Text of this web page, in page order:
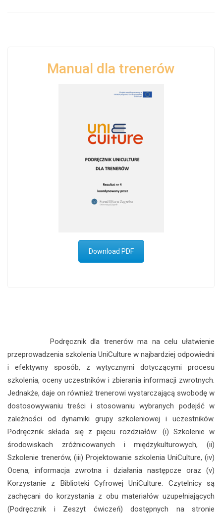
Manual dla trenerów
Download PDF
Podręcznik dla trenerów ma na celu ułatwienie
przeprowadzenia szkolenia UniCulture w najbardziej odpowiedni
i efektywny sposób, z wytycznymi dotyczącymi procesu
szkolenia, oceny uczestników i zbierania informacji zwrotnych.
Jednakże, daje on również trenerowi wystarczającą swobodę w
dostosowywaniu treści i stosowaniu wybranych podejść w
zależności od dynamiki grupy szkoleniowej i uczestników.
Podręcznik składa się z pięciu rozdziałów: (i) Szkolenie w
środowiskach zróżnicowanych i międzykulturowych, (ii)
Szkolenie trenerów, (iii) Projektowanie szkolenia UniCulture, (iv)
Ocena, informacja zwrotna i działania następcze oraz (v)
Korzystanie z Biblioteki Cyfrowej UniCulture. Czytelnicy są
zachęcani do korzystania z obu materiałów uzupełniających
(Podręcznik i Zeszyt ćwiczeń) dostępnych na stronie